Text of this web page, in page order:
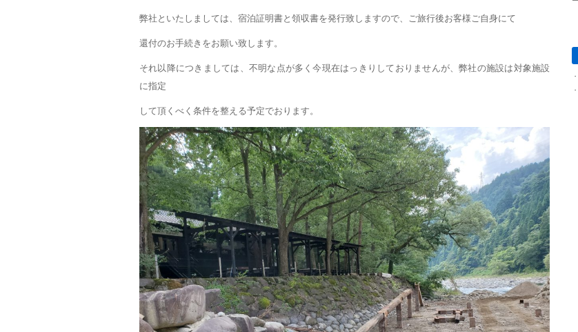
弊社といたしましては、宿泊証明書と領収書を発行致しますので、ご旅行後お客様ご自身にて
還付のお手続きをお願い致します。
それ以降につきましては、不明な点が多く今現在はっきりしておりませんが、弊社の施設は対象施設
に指定
して頂くべく条件を整える予定でおります。